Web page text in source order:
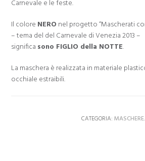
Carnevale e le feste.
Il colore NERO nel progetto “Mascherati
– tema del del Carnevale di Venezia 2013 –
significa sono FIGLIO della NOTTE.
La maschera è realizzata in materiale
occhiale estraibili.
CATEGORIA: MASCHERE.